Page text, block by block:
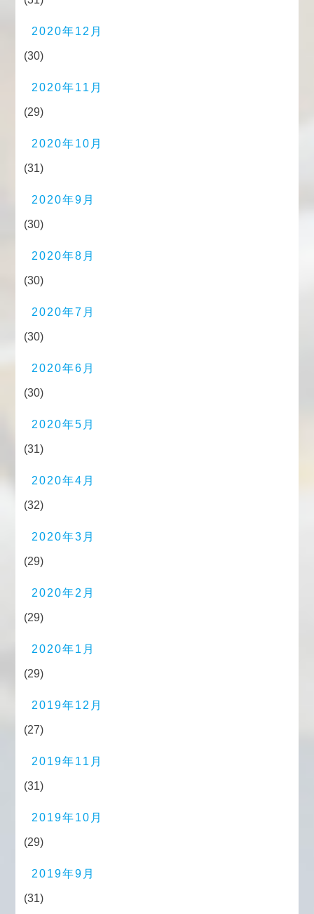
2020年12月
(30)
2020年11月
(29)
2020年10月
(31)
2020年9月
(30)
2020年8月
(30)
2020年7月
(30)
2020年6月
(30)
2020年5月
(31)
2020年4月
(32)
2020年3月
(29)
2020年2月
(29)
2020年1月
(29)
2019年12月
(27)
2019年11月
(31)
2019年10月
(29)
2019年9月
(31)